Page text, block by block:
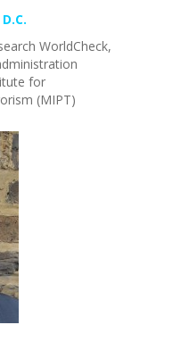
WorldCheck,
for
(MIPT)